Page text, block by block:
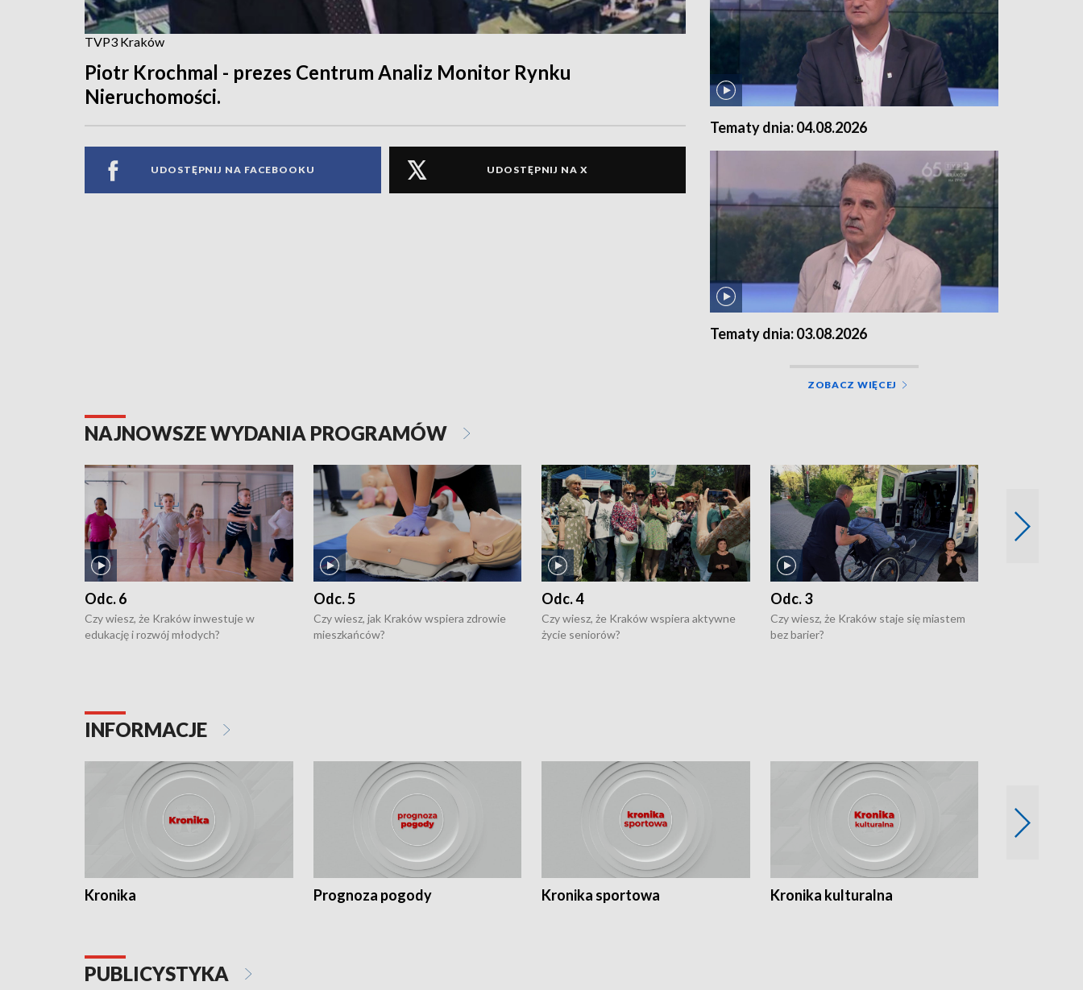
TVP3 Kraków
Piotr Krochmal - prezes Centrum Analiz Monitor Rynku
Nieruchomości.
UDOSTĘPNIJ NA FACEBOOKU UDOSTĘPNIJ NA X
Tematy dnia: 04.08.2026
Tematy dnia: 03.08.2026
ZOBACZ WIĘCEJ
NAJNOWSZE WYDANIA PROGRAMÓW
Odc. 6
Czy wiesz, że Kraków inwestuje w
edukację i rozwój młodych?
Odc. 5
Czy wiesz, jak Kraków wspiera zdrowie
mieszkańców?
Odc. 4
Czy wiesz, że Kraków wspiera aktywne
życie seniorów?
Odc. 3
Czy wiesz, że Kraków staje się miastem
bez barier?
INFORMACJE
Kronika Prognoza pogody Kronika sportowa Kronika kulturalna
PUBLICYSTYKA